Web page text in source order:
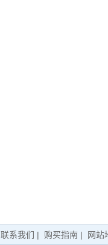
联系我们 | 购买指南 | 网站